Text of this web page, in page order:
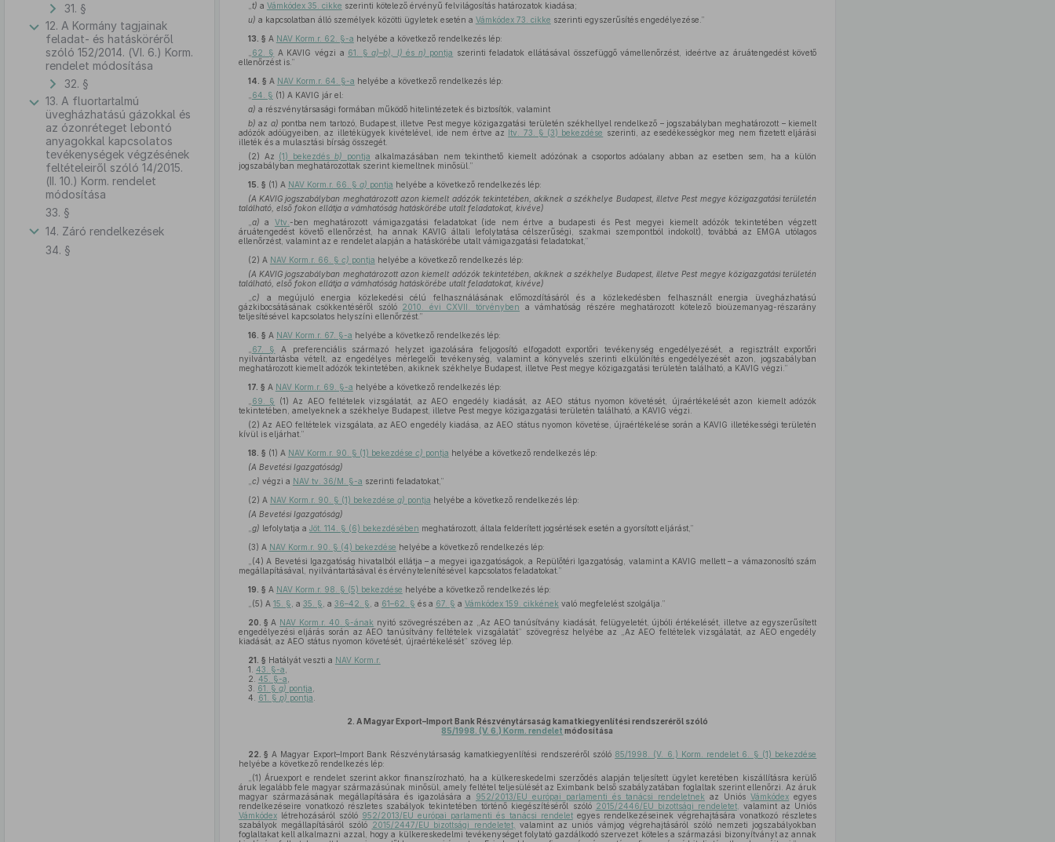
31. §
12. A Kormány tagjainak
feladat- és hatásköréről
szóló 152/2014. (VI. 6.) Korm.
rendelet módosítása
32. §
13. A fluortartalmú
üvegházhatású gázokkal és
az ózonréteget lebontó
anyagokkal kapcsolatos
tevékenységek végzésének
feltételeiről szóló 14/2015.
(II. 10.) Korm. rendelet
módosítása
33. §
14. Záró rendelkezések
34. §
t) a Vámkódex 35. cikke szerinti kötelező érvényű felvilágosítás határozatok kiadása;
u) a kapcsolatban álló személyek közötti ügyletek esetén a Vámkódex 73. cikke szerinti egyszerűsítés engedélyezése.”
13. § A NAV Korm.r. 62. §-a helyébe a következő rendelkezés lép:
62. § A KAVIG végzi a 61. §a)–b), l) és n) pontja szerinti feladatok ellátásával összefüggő vámellenőrzést, ideértve az áruátengedést követő
ellenőrzést is.”
14. § A NAV Korm.r. 64. §-a helyébe a következő rendelkezés lép:
64. § (1) A KAVIG jár el:
a) a részvénytársasági formában működő hitelintézetek és biztosítók, valamint
b) az a) pontba nem tartozó, Budapest, illetve Pest megye közigazgatási területén székhellyel rendelkező – jogszabályban meghatározott – kiemelt
adózók adóügyeiben, az illetékügyek kivételével, ide nem értve az Itv. 73. § (3) bekezdése szerinti, az esedékességkor meg nem fizetett eljárási
illeték és a mulasztási bírság összegét.
(2) Az (1) bekezdésb) pontja alkalmazásában nem tekinthető kiemelt adózónak a csoportos adóalany abban az esetben sem, ha a külön
jogszabályban meghatározottak szerint kiemeltnek minősül.”
15. § (1) A NAV Korm.r. 66. § a) pontja helyébe a következő rendelkezés lép:
(A KAVIG jogszabályban meghatározott azon kiemelt adózók tekintetében, akiknek a székhelye Budapest, illetve Pest megye közigazgatási területén
található, első fokon ellátja a vámhatóság hatáskörébe utalt feladatokat, kivéve)
a) a Vtv. -ben meghatározott vámigazgatási feladatokat (ide nem értve a budapesti és Pest megyei kiemelt adózók tekintetében végzett
áruátengedést követő ellenőrzést, ha annak KAVIG általi lefolytatása célszerűségi, szakmai szempontból indokolt), továbbá az EMGA utólagos
ellenőrzést, valamint az e rendelet alapján a hatáskörébe utalt vámigazgatási feladatokat,”
(2) A NAV Korm.r. 66. § c) pontja helyébe a következő rendelkezés lép:
(A KAVIG jogszabályban meghatározott azon kiemelt adózók tekintetében, akiknek a székhelye Budapest, illetve Pest megye közigazgatási területén
található, első fokon ellátja a vámhatóság hatáskörébe utalt feladatokat, kivéve)
c) a megújuló energia közlekedési célú felhasználásának előmozdításáról és a közlekedésben felhasznált energia üvegházhatású
gázkibocsátásának csökkentéséről szóló 2010. évi CXVII. törvényben a vámhatóság részére meghatározott kötelező bioüzemanyag-részarány
teljesítésével kapcsolatos helyszíni ellenőrzést.”
16. § A NAV Korm.r. 67. §-a helyébe a következő rendelkezés lép:
67. §
A preferenciális származó helyzet igazolására feljogosító elfogadott exportőri tevékenység engedélyezését, a regisztrált exportőri
nyilvántartásba vételt, az engedélyes mérlegelői tevékenység, valamint a könyvelés szerinti elkülönítés engedélyezését azon, jogszabályban
meghatározott kiemelt adózók tekintetében, akiknek székhelye Budapest, illetve Pest megye közigazgatási területén található, a KAVIG végzi.”
17. § A NAV Korm.r. 69. §-a helyébe a következő rendelkezés lép:
69. §
(1) Az AEO feltételek vizsgálatát, az AEO engedély kiadását, az AEO státus nyomon követését, újraértékelését azon kiemelt adózók
tekintetében, amelyeknek a székhelye Budapest, illetve Pest megye közigazgatási területén található, a KAVIG végzi.
(2) Az AEO feltételek vizsgálata, az AEO engedély kiadása, az AEO státus nyomon követése, újraértékelése során a KAVIG illetékességi területén
kívül is eljárhat.”
18. § (1) A NAV Korm.r. 90. § (1) bekezdése c) pontja helyébe a következő rendelkezés lép:
(A Bevetési Igazgatóság)
c) végzi a NAV tv. 36/M. §-a szerinti feladatokat,”
(2) A NAV Korm.r. 90. § (1) bekezdése g) pontja helyébe a következő rendelkezés lép:
(A Bevetési Igazgatóság)
g) lefolytatja a Jöt. 114. § (6) bekezdésében meghatározott, általa felderített jogsértések esetén a gyorsított eljárást,”
(3) A NAV Korm.r. 90. § (4) bekezdése helyébe a következő rendelkezés lép:
„(4) A Bevetési Igazgatóság hivatalból ellátja – a megyei igazgatóságok, a Repülőtéri Igazgatóság, valamint a KAVIG mellett – a vámazonosító szám
megállapításával, nyilvántartásával és érvénytelenítésével kapcsolatos feladatokat.”
19. § A NAV Korm.r. 98. § (5) bekezdése helyébe a következő rendelkezés lép:
„(5) A 15. § , a 35. § , a 36–42. § , a 61–62. § és a 67. § a Vámkódex 159. cikkének való megfelelést szolgálja.”
20. § A NAV Korm.r. 40. §-ának nyitó szövegrészében az „Az AEO tanúsítvány kiadását, felügyeletét, újbóli értékelését, illetve az egyszerűsített
engedélyezési eljárás során az AEO tanúsítvány feltételek vizsgálatát” szövegrész helyébe az „Az AEO feltételek vizsgálatát, az AEO engedély
kiadását, az AEO státus nyomon követését, újraértékelését” szöveg lép.
21. § Hatályát veszti a NAV Korm.r.
1. 43. §-a
2. 45. §-a
3.
61. § g) pontja
4.
61. § p) pontja
2. A Magyar Export–Import Bank Részvénytársaság kamatkiegyenlítési rendszeréről szóló
85/1998. (V. 6.) Korm. rendelet módosítása
22. § A Magyar Export–Import Bank Részvénytársaság kamatkiegyenlítési rendszeréről szóló 85/1998. (V. 6.) Korm. rendelet 6. § (1) bekezdése
helyébe a következő rendelkezés lép:
„(1) Áruexport e rendelet szerint akkor finanszírozható, ha a külkereskedelmi szerződés alapján teljesített ügylet keretében kiszállításra kerülő
áruk legalább fele magyar származásúnak minősül, amely feltétel teljesülését az Eximbank belső szabályzatában foglaltak szerint ellenőrzi. Az áruk
magyar származásának megállapítására és igazolására a 952/2013/EU európai parlamenti és tanácsi rendeletnek az UniósVámkódex egyes
rendelkezéseire vonatkozó részletes szabályok tekintetében történő kiegészítéséről szóló 2015/2446/EU bizottsági rendeletet,
valamint az Uniós
Vámkódexlétrehozásáról szóló 952/2013/EU európai parlamenti és tanácsi rendeletegyes rendelkezéseinek végrehajtására vonatkozó részletes
szabályok megállapításáról szóló 2015/2447/EU bizottsági rendeletet,
valamint az uniós vámjog végrehajtásáról szóló nemzeti jogszabályokban
foglaltakat kell alkalmazni azzal, hogy a külkereskedelmi tevékenységet folytató gazdálkodó szervezet köteles a származási bizonyítványt az annak